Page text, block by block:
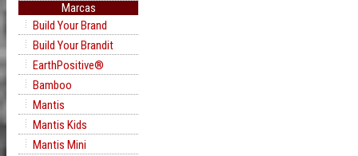
Marcas
Build Your Brand
Build Your Brandit
EarthPositive®
Bamboo
Mantis
Mantis Kids
Mantis Mini